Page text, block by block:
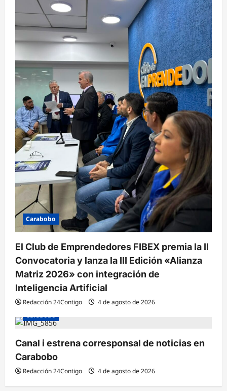
Carabobo
El Club de Emprendedores FIBEX premia la II
Convocatoria y lanza la III Edición «Alianza
Matriz 2026» con integración de
Inteligencia Artificial
Redacción 24Contigo
4 de agosto de 2026
Carabobo
Canal i estrena corresponsal de noticias en
Carabobo
Redacción 24Contigo 4 de agosto de 2026